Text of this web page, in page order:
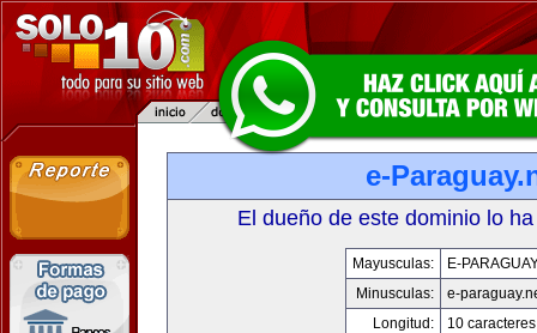
e-
El dueño de este dominio lo
Mayusculas:
E-
Minusculas:
e-
Longitud:
10 caracteres